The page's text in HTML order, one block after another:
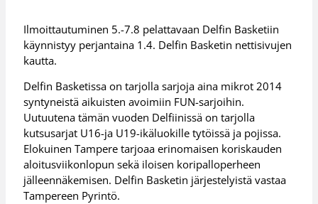
Ilmoittautuminen 5.-7.8 pelattavaan Delfin Basketiin
käynnistyy perjantaina 1.4. Delfin Basketin nettisivujen
kautta.
Delfin Basketissa on tarjolla sarjoja aina mikrot 2014
syntyneistä aikuisten avoimiin FUN-sarjoihin.
Uutuutena tämän vuoden Delfiinissä on tarjolla
kutsusarjat U16-ja U19-ikäluokille tytöissä ja pojissa.
Elokuinen Tampere tarjoaa erinomaisen koriskauden
aloitusviikonlopun sekä iloisen koripalloperheen
jälleennäkemisen. Delfin Basketin järjestelyistä vastaa
Tampereen Pyrintö.